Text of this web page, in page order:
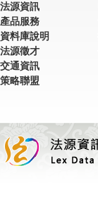
法源資訊
產品服務
資料庫說明
法源徵才
交通資訊
策略聯盟